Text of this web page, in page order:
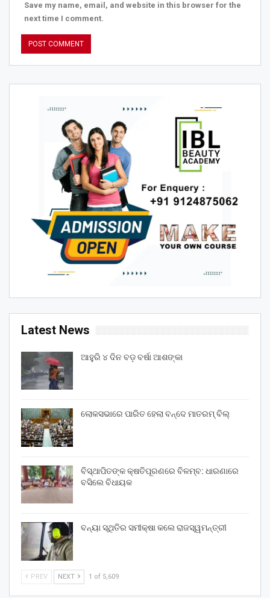
Save my name, email, and website in this browser for the
next time I comment.
Latest News
ଆହୁରି ୪ ଦିନ ବଡ଼ ବର୍ଷା ଆଶଙ୍କା
ଲୋକସଭାରେ ପାରିତ ହେଲା ବନ୍ଦେ ମାତରମ୍‌ ବିଲ୍‌
ବିସ୍ଥାପିତଙ୍କ କ୍ଷତିପୂରଣରେ ବିଳମ୍ବ: ଧାରଣାରେ
ବସିଲେ ବିଧାୟକ
ବନ୍ୟା ସ୍ଥିତିର ସମୀକ୍ଷା କଲେ ରାଜସ୍ୱମନ୍ତ୍ରୀ
PREV NEXT 1 of 5,609